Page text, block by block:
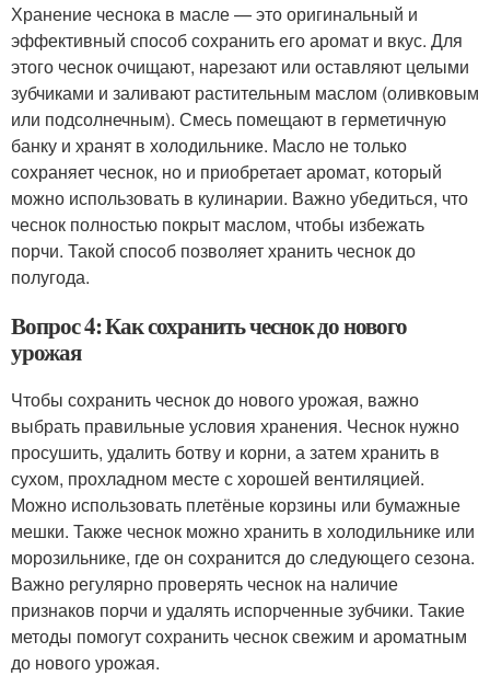
Хранение чеснока в масле — это оригинальный и
эффективный способ сохранить его аромат и вкус. Для
этого чеснок очищают, нарезают или оставляют целыми
зубчиками и заливают растительным маслом (оливковым
или подсолнечным). Смесь помещают в герметичную
банку и хранят в холодильнике. Масло не только
сохраняет чеснок, но и приобретает аромат, который
можно использовать в кулинарии. Важно убедиться, что
чеснок полностью покрыт маслом, чтобы избежать
порчи. Такой способ позволяет хранить чеснок до
полугода.
Вопрос 4: Как сохранить чеснок до нового
урожая
Чтобы сохранить чеснок до нового урожая, важно
выбрать правильные условия хранения. Чеснок нужно
просушить, удалить ботву и корни, а затем хранить в
сухом, прохладном месте с хорошей вентиляцией.
Можно использовать плетёные корзины или бумажные
мешки. Также чеснок можно хранить в холодильнике или
морозильнике, где он сохранится до следующего сезона.
Важно регулярно проверять чеснок на наличие
признаков порчи и удалять испорченные зубчики. Такие
методы помогут сохранить чеснок свежим и ароматным
до нового урожая.